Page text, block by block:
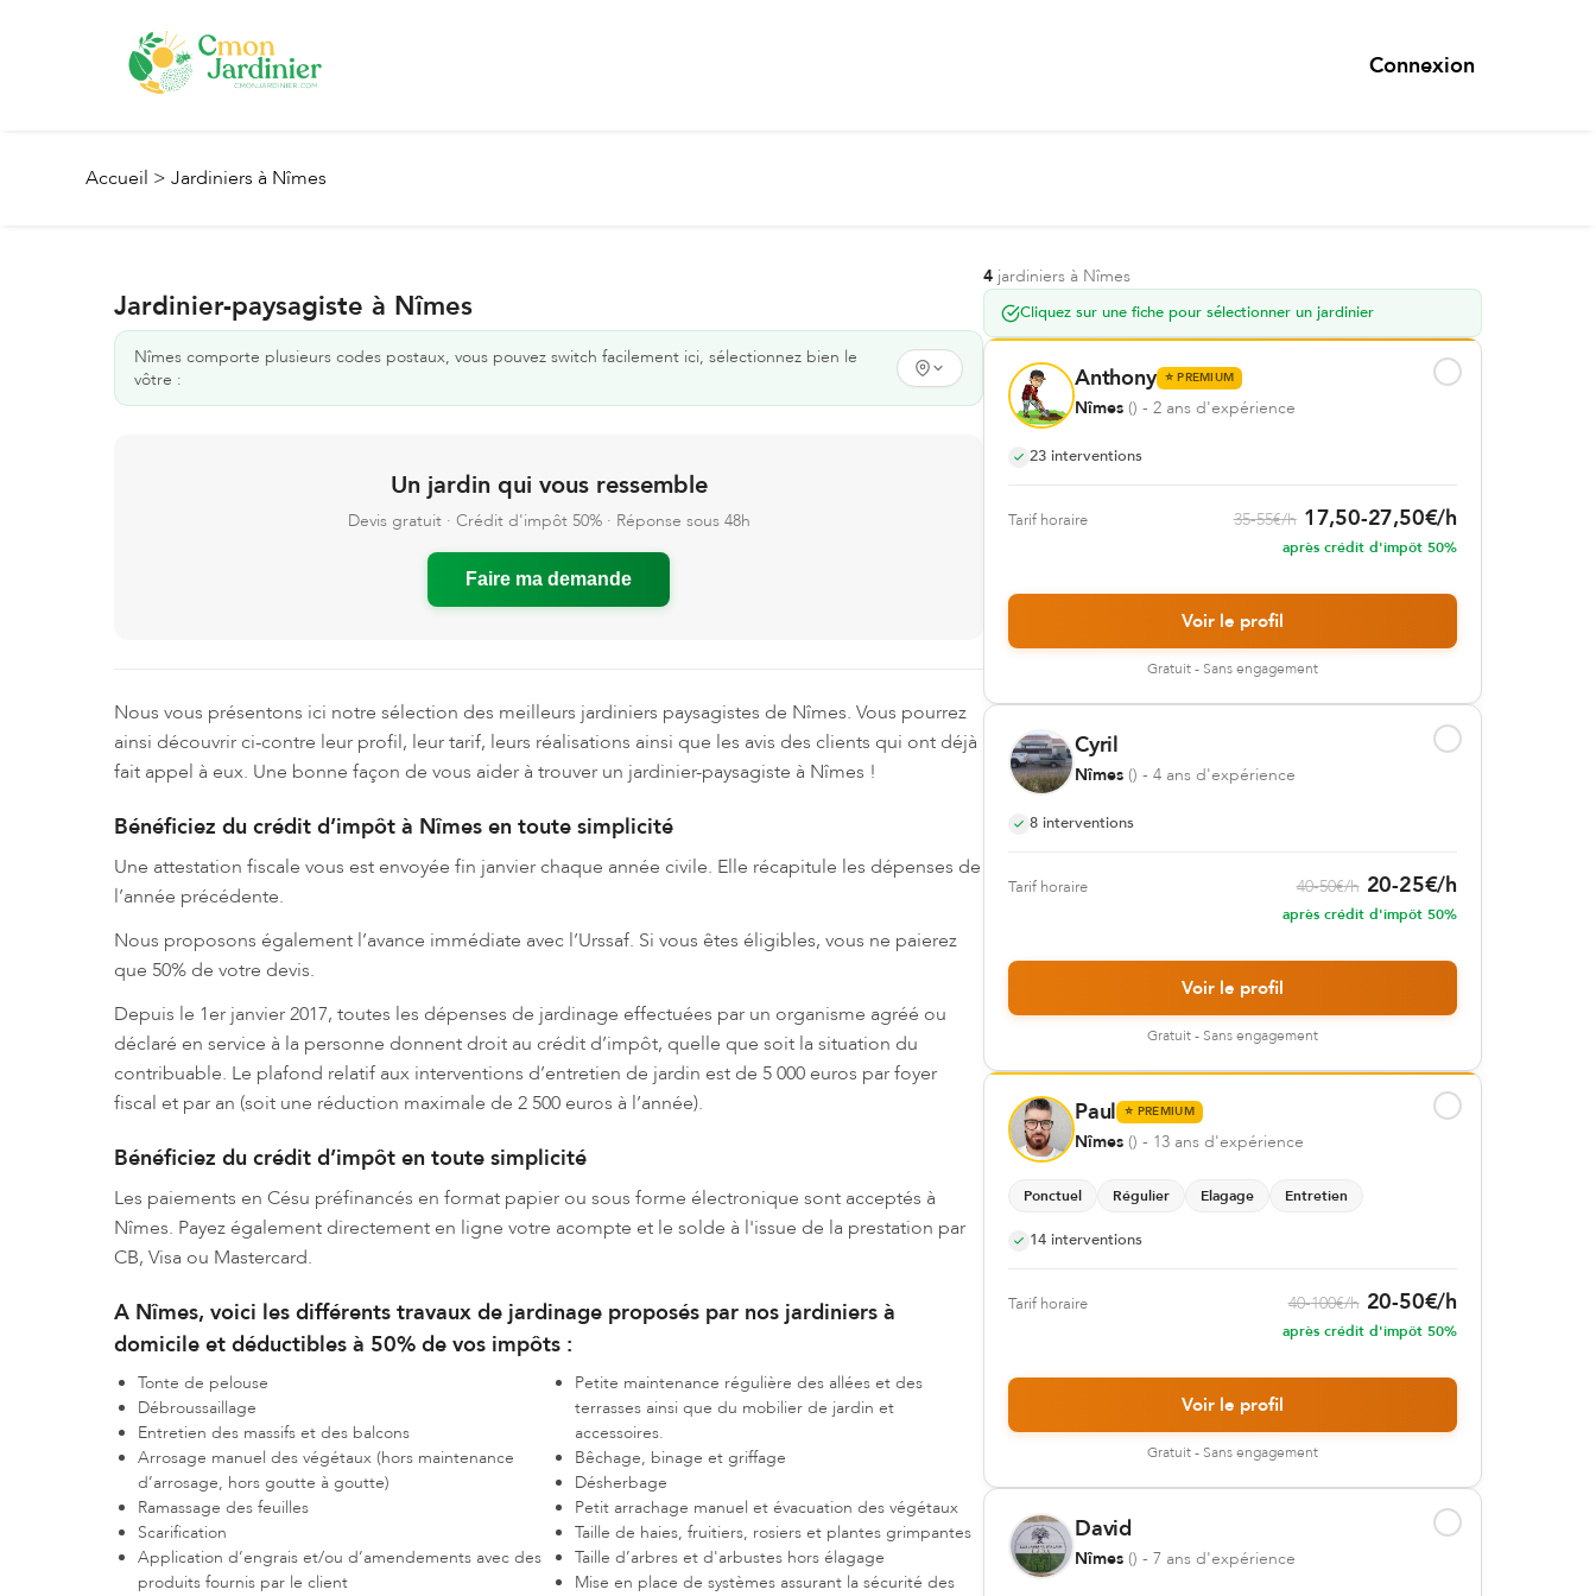
Connexion
Accueil > Jardiniers à Nîmes
Jardinier-paysagiste à Nîmes
Nîmes comporte plusieurs codes postaux, vous pouvez switch facilement ici, sélectionnez bien le
vôtre :
Un jardin qui vous ressemble
Devis gratuit · Crédit d'impôt 50% · Réponse sous 48h
Faire ma demande
Nous vous présentons ici notre sélection des meilleurs jardiniers paysagistes de Nîmes. Vous pourrez
ainsi découvrir ci-contre leur profil, leur tarif, leurs réalisations ainsi que les avis des clients qui ont déjà
fait appel à eux. Une bonne façon de vous aider à trouver un jardinier-paysagiste à Nîmes !
Bénéficiez du crédit d’impôt à Nîmes en toute simplicité
Une attestation fiscale vous est envoyée fin janvier chaque année civile. Elle récapitule les dépenses de
l’année précédente.
Nous proposons également l’avance immédiate avec l’Urssaf. Si vous êtes éligibles, vous ne paierez
que 50% de votre devis.
Depuis le 1er janvier 2017, toutes les dépenses de jardinage effectuées par un organisme agréé ou
déclaré en service à la personne donnent droit au crédit d’impôt, quelle que soit la situation du
contribuable. Le plafond relatif aux interventions d’entretien de jardin est de 5 000 euros par foyer
fiscal et par an (soit une réduction maximale de 2 500 euros à l’année).
Bénéficiez du crédit d’impôt en toute simplicité
Les paiements en Césu préfinancés en format papier ou sous forme électronique sont acceptés à
Nîmes. Payez également directement en ligne votre acompte et le solde à l'issue de la prestation par
CB, Visa ou Mastercard.
A Nîmes, voici les différents travaux de jardinage proposés par nos jardiniers à
domicile et déductibles à 50% de vos impôts :
Tonte de pelouse
Débroussaillage
Entretien des massifs et des balcons
Arrosage manuel des végétaux (hors maintenance
d’arrosage, hors goutte à goutte)
Ramassage des feuilles
Scarification
Application d’engrais et/ou d’amendements avec des
produits fournis par le client
Petite maintenance régulière des allées et des
terrasses ainsi que du mobilier de jardin et
accessoires.
Bêchage, binage et griffage
Désherbage
Petit arrachage manuel et évacuation des végétaux
Taille de haies, fruitiers, rosiers et plantes grimpantes
Taille d’arbres et d'arbustes hors élagage
Mise en place de systèmes assurant la sécurité des
4 jardiniers à Nîmes
Cliquez sur une fiche pour sélectionner un jardinier
Anthony ⭐PREMIUM
Nîmes () - 2 ans d'expérience
23 interventions
Tarif horaire 35-55€/h 17,50-27,50€/h
après crédit d'impôt 50%
Voir le profil
Gratuit - Sans engagement
Cyril
Nîmes () - 4 ans d'expérience
8 interventions
Tarif horaire 40-50€/h 20-25€/h
après crédit d'impôt 50%
Voir le profil
Gratuit - Sans engagement
Paul ⭐ PREMIUM
Nîmes () - 13 ans d'expérience
Ponctuel Régulier Elagage Entretien
14 interventions
Tarif horaire 40-100€/h 20-50€/h
après crédit d'impôt 50%
Voir le profil
Gratuit - Sans engagement
David
Nîmes () - 7 ans d'expérience